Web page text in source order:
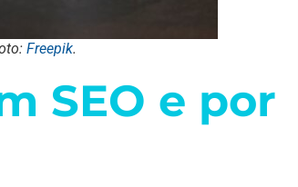
Freepik.
SEO e por